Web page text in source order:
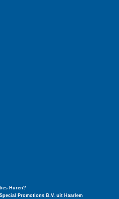
Huren?
PromotionsB.V. uit Haarlem